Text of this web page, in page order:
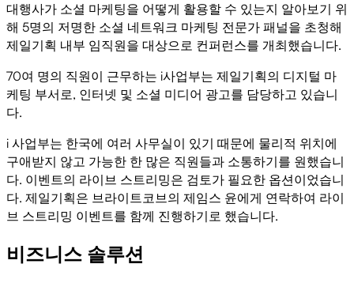
대행사가 소셜 마케팅을 어떻게 활용할 수 있는지 알아보기 위
해 5명의 저명한 소셜 네트워크 마케팅 전문가 패널을 초청해
제일기획 내부 임직원을 대상으로 컨퍼런스를 개최했습니다.
70여 명의 직원이 근무하는 i사업부는 제일기획의 디지털 마
케팅 부서로, 인터넷 및 소셜 미디어 광고를 담당하고 있습니
다.
i 사업부는 한국에 여러 사무실이 있기 때문에 물리적 위치에
구애받지 않고 가능한 한 많은 직원들과 소통하기를 원했습니
다. 이벤트의 라이브 스트리밍은 검토가 필요한 옵션이었습니
다. 제일기획은 브라이트코브의 제임스 윤에게 연락하여 라이
브 스트리밍 이벤트를 함께 진행하기로 했습니다.
비즈니스 솔루션